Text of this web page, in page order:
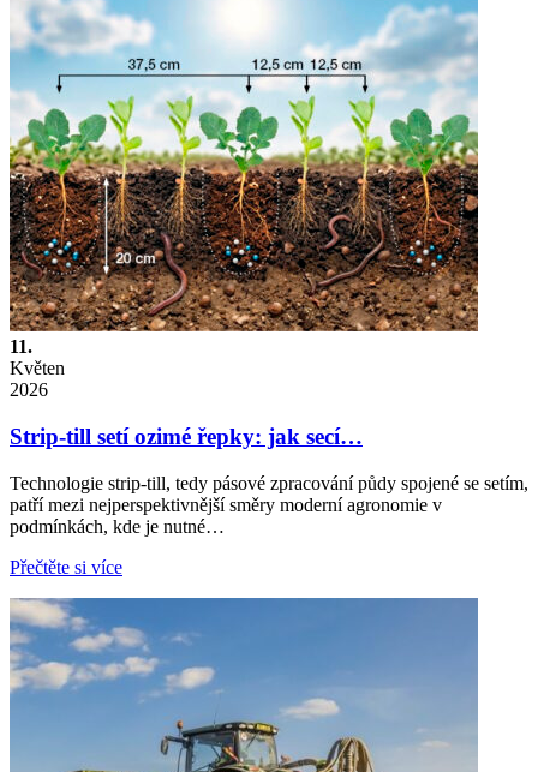
11.
Květen
2026
Strip-till setí ozimé řepky: jak secí…
Technologie strip-till, tedy pásové zpracování půdy spojené se setím,
patří mezi nejperspektivnější směry moderní agronomie v
podmínkách, kde je nutné…
Přečtěte si více